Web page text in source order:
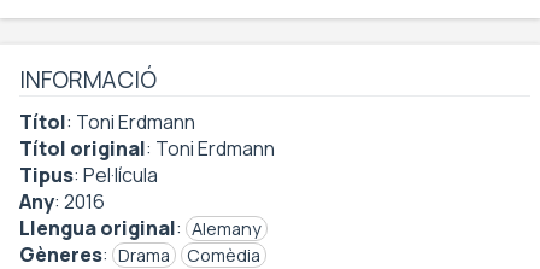
INFORMACIÓ
Títol: Toni Erdmann
Títol original: Toni Erdmann
Tipus: Pel·lícula
Any: 2016
Llengua original: Alemany
Gèneres: Drama Comèdia